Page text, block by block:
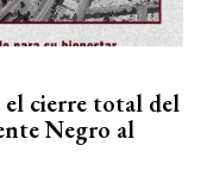
el cierre total del
Negro al